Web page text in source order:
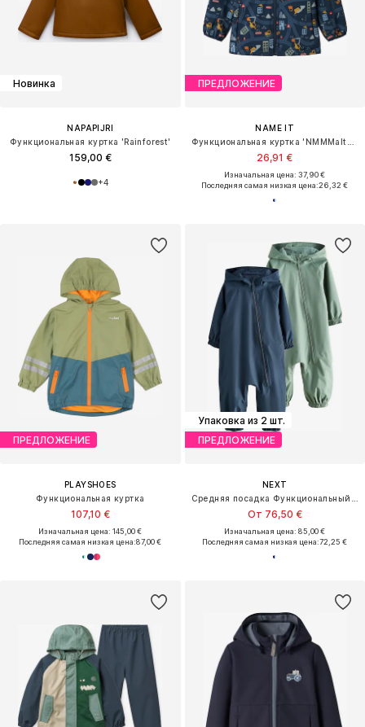
Новинка
NAPAPIJRI
Функциональная куртка 'Rainforest'
159,00 €
+4
ПРЕДЛОЖЕНИЕ
NAME IT
26,91 €
Изначальная цена: 37,90 €
Последняя самая низкая цена:26,32 €
ПРЕДЛОЖЕНИЕ
PLAYSHOES
Функциональная куртка
107,10 €
Изначальная цена: 145,00 €
Последняя самая низкая цена:87,00 €
Упаковка из 2 шт.
ПРЕДЛОЖЕНИЕ
NEXT
От 76,50 €
Изначальная цена: 85,00 €
Последняя самая низкая цена:72,25 €